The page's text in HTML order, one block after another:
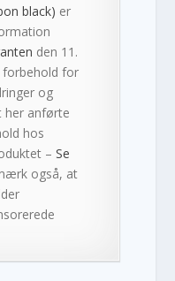
black) er
den 11.
forbehold for
og
her anførte
hos
–Se
også, at